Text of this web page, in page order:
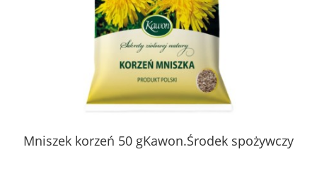
Mniszek korzeń 50 gKawon.Środek spożywczy